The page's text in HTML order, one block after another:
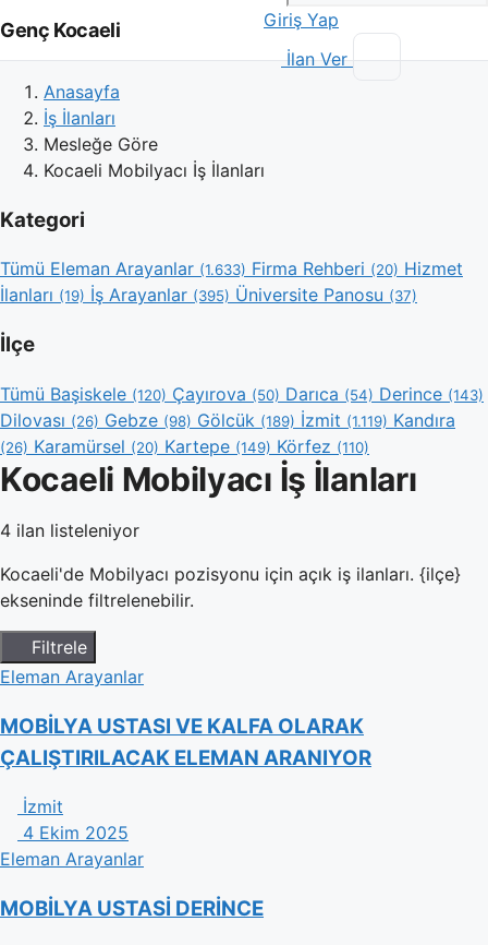
Genç Kocaeli
Giriş Yap
İlan Ver
Anasayfa
İş İlanları
Mesleğe Göre
Kocaeli Mobilyacı İş İlanları
Kategori
Tümü Eleman Arayanlar (1.633) Firma Rehberi (20) Hizmet
İlanları (19) İş Arayanlar (395) Üniversite Panosu (37)
İlçe
Tümü Başiskele (120) Çayırova (50) Darıca (54) Derince (143)
Dilovası (26) Gebze (98) Gölcük (189) İzmit (1.119) Kandıra
(26) Karamürsel (20) Kartepe (149) Körfez (110)
Kocaeli Mobilyacı İş İlanları
4 ilan listeleniyor
Kocaeli'de Mobilyacı pozisyonu için açık iş ilanları. {ilçe}
ekseninde filtrelenebilir.
Filtrele
Eleman Arayanlar
MOBİLYA USTASI VE KALFA OLARAK
ÇALIŞTIRILACAK ELEMAN ARANIYOR
İzmit
4 Ekim 2025
Eleman Arayanlar
MOBİLYA USTASİ DERİNCE